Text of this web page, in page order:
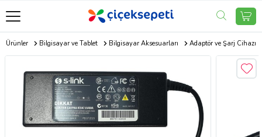
Ürünler Bilgisayar ve Tablet Bilgisayar Aksesuarları Adaptör ve Şarj Cihazı